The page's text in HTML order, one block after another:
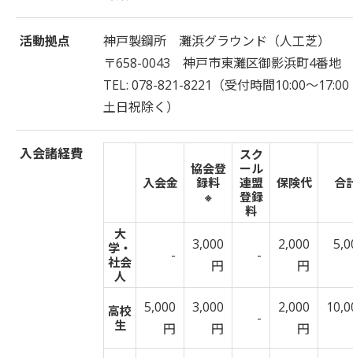
活動拠点
神戸製鋼所 灘浜グラウンド（人工芝）
〒658-0043 神戸市東灘区御影浜町4番地
TEL: 078-821-8221（受付時間10:00～
土日祝除く）
入会諸経費
入会金
協会登
録料
※
スク
ール
連盟
登録
料
保険代 合
大
学・
社会
人
-
3,000
円
-
2,000
円
高校
生
5,000
円
3,000
円
-
2,000
円